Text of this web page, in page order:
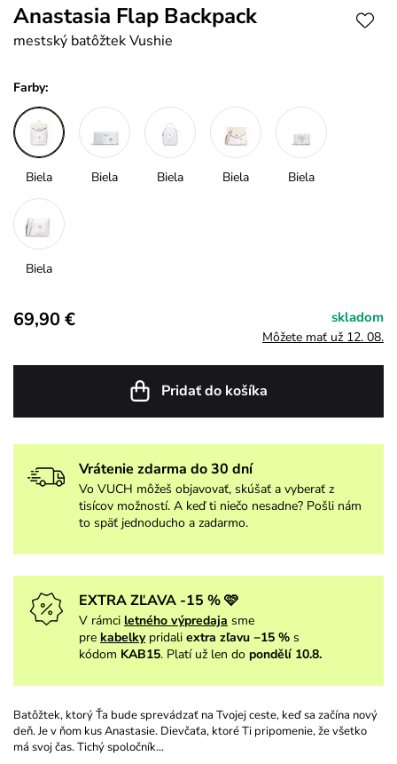
Anastasia Flap Backpack
mestský batôžtek Vushie
Farby:
Biela Biela Biela Biela Biela
Biela
69,90 € skladom
Môžete mať už 12. 08.
Pridať do košíka
Vrátenie zdarma do 30 dní
Vo VUCH môžeš objavovať, skúšať a vyberať z
tisícov možností. A keď ti niečo nesadne? Pošli nám
to späť jednoducho a zadarmo.
EXTRA ZĽAVA -15 % 🩷
V rámci letného výpredaja sme
pre kabelky pridali extra zľavu −15 % s
kódom KAB15. Platí už len do pondělí 10.8.
Batôžtek, ktorý Ťa bude sprevádzať na Tvojej ceste, keď sa začína nový
deň. Je v ňom kus Anastasie. Dievčaťa, ktoré Ti pripomenie, že všetko
má svoj čas. Tichý spoločník…